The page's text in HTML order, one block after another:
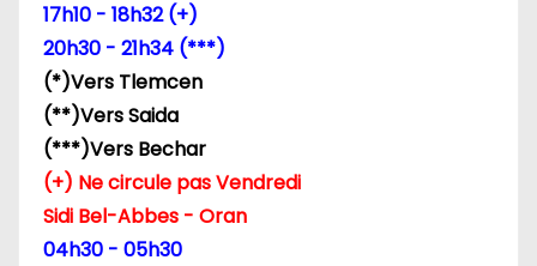
a
r
t
17h10 - 18h32 (+)
20h30 - 21h34 (***)
(*)Vers Tlemcen
(**)Vers Saida
(***)Vers Bechar
(+) Ne circule pas Vendredi
Sidi Bel-Abbes - Oran
04h30 - 05h30